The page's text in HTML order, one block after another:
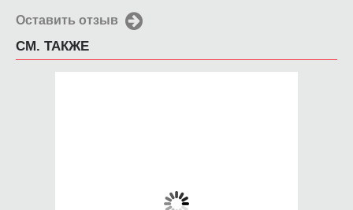
Оставить отзыв
СМ. ТАКЖЕ